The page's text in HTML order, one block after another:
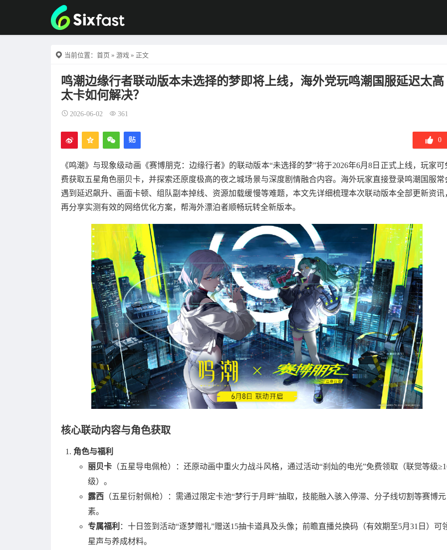
当前位置： 首页 » 游戏 » 正文
鸣潮边缘行者联动版本未选择的梦即将上线，海外党玩鸣潮国服延迟太高
太卡如何解决？
2026-06-02 361
0
《鸣潮》与现象级动画《赛博朋克：边缘行者》的联动版本“未选择的梦”将于2026年6月8日正式上线，玩家可
费获取五星角色丽贝卡，并探索还原度极高的夜之城场景与深度剧情融合内容。海外玩家直接登录鸣潮国服常
遇到延迟飙升、画面卡顿、组队副本掉线、资源加载缓慢等难题，本文先详细梳理本次联动版本全部更新资讯
再分享实测有效的网络优化方案，帮海外漂泊者顺畅玩转全新版本。
核心联动内容与角色获取
角色与福利
丽贝卡（五星导电佩枪）：还原动画中重火力战斗风格，通过活动“刹灿的电光”免费领取（联觉等级
级）。
露西 （五星衍射佩枪）：需通过限定卡池“梦行于月畔”抽取，技能融入骇入停滞、分子线切割等赛博元
素。
专属福利 ：十日签到活动“逐梦赠礼”赠送15抽卡道具及头像；前瞻直播兑换码（有效期至5月31日）可
星声与养成材料。